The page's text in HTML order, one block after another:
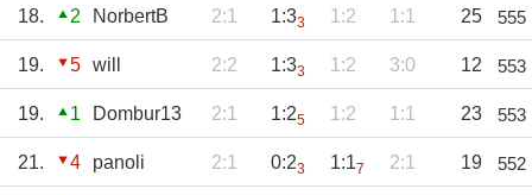
18. 2 NorbertB 2:1 1:33 1:2 1:1 25 555
19. 5 will 2:2 1:33 1:2 3:0 12 553
19. 1 Dombur13 2:1 1:25 1:2 1:1 23 553
21. 4 panoli 2:1 0:23 1:17 2:1 19 552